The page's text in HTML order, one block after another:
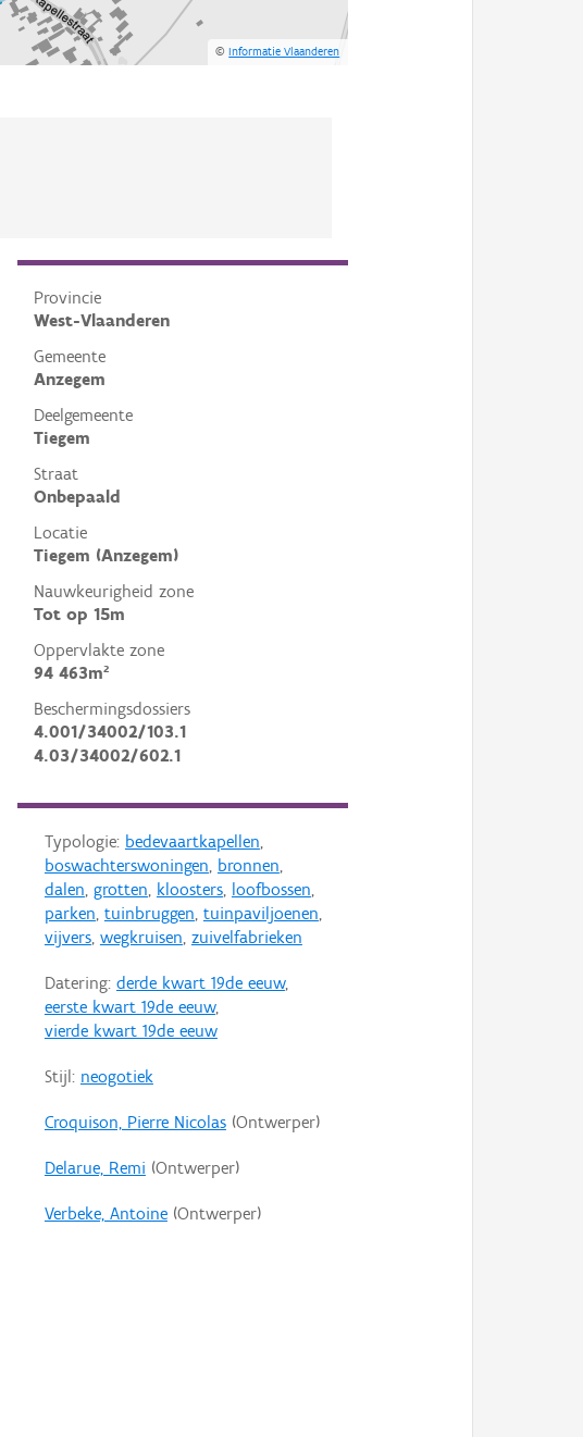
©Informatie Vlaanderen
Provincie
West-Vlaanderen
Gemeente
Anzegem
Deelgemeente
Tiegem
Straat
Onbepaald
Locatie
Tiegem (Anzegem)
Nauwkeurigheid zone
Tot op 15m
Oppervlakte zone
94 463m²
Beschermingsdossiers
4.001/34002/103.1
4.03/34002/602.1
Typologie: bedevaartkapellen,
boswachterswoningen, bronnen,
dalen, grotten, kloosters, loofbossen,
parken, tuinbruggen, tuinpaviljoenen,
vijvers, wegkruisen, zuivelfabrieken
Datering: derde kwart 19de eeuw,
eerste kwart 19de eeuw,
vierde kwart 19de eeuw
Stijl: neogotiek
Croquison, Pierre Nicolas(Ontwerper)
Delarue, Remi (Ontwerper)
Verbeke, Antoine(Ontwerper)